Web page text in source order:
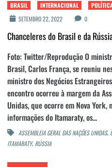
BRASIL INTERNACIONAL
SETEMBRO 22, 2022
0
Chanceleres do Brasil e da
Foto: Twitter/Reprodução O
Brasil, Carlos França, se reuniu
ministro dos Negócios
encontro ocorreu à margem da
Unidas, que ocorre em Nova York,
informações do Itamaraty, os...
ASSEMBLEIA GERAL DAS NAÇÕES UNIDAS,
ITAMARATY, RÚSSIA